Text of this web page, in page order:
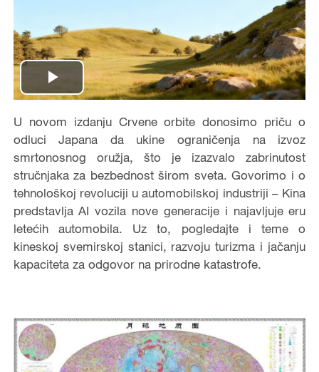
Play
Video
U novom izdanju Crvene orbite donosimo priču o
odluci Japana da ukine ograničenja na izvoz
smrtonosnog oružja, što je izazvalo zabrinutost
stručnjaka za bezbednost širom sveta. Govorimo i o
tehnološkoj revoluciji u automobilskoj industriji – Kina
predstavlja AI vozila nove generacije i najavljuje eru
letećih automobila. Uz to, pogledajte i teme o
kineskoj svemirskoj stanici, razvoju turizma i jačanju
kapaciteta za odgovor na prirodne katastrofe.